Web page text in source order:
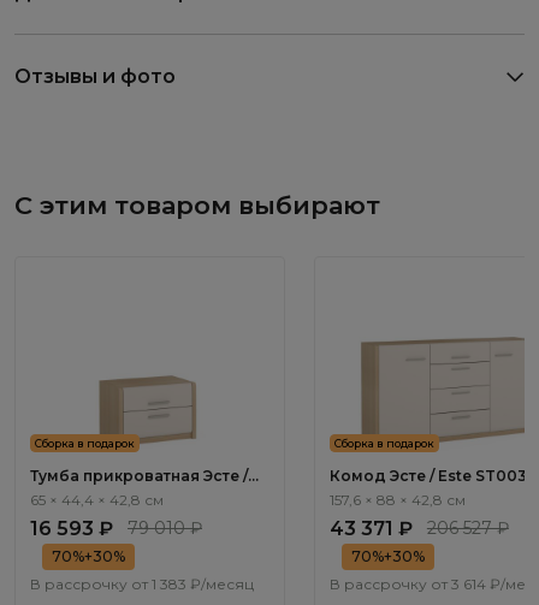
Отзывы и фото
С этим товаром выбирают
Сборка в подарок
Тумба прикроватная Эсте /
Este ST001.5
65 × 44,4 × 42,8 см
16 593 ₽ 79 010 ₽
70%+30%
В рассрочку от 1 383 ₽/месяц
Сборка в подарок
Комод Эсте / Este ST003.5
157,6 × 88 × 42,8 см
43 371 ₽ 206 527 ₽
70%+30%
В рассрочку от 3 614 ₽/